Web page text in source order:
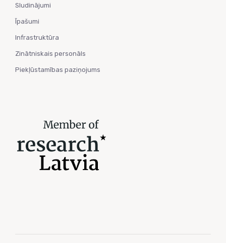
Sludinājumi
Īpašumi
Infrastruktūra
Zinātniskais personāls
Piekļūstamības paziņojums